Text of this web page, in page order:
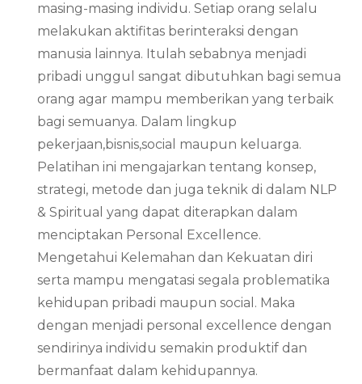
masing-masing individu. Setiap orang selalu
melakukan aktifitas berinteraksi dengan
manusia lainnya. Itulah sebabnya menjadi
pribadi unggul sangat dibutuhkan bagi semua
orang agar mampu memberikan yang terbaik
bagi semuanya. Dalam lingkup
pekerjaan,bisnis,social maupun keluarga.
Pelatihan ini mengajarkan tentang konsep,
strategi, metode dan juga teknik di dalam NLP
& Spiritual yang dapat diterapkan dalam
menciptakan Personal Excellence.
Mengetahui Kelemahan dan Kekuatan diri
serta mampu mengatasi segala problematika
kehidupan pribadi maupun social. Maka
dengan menjadi personal excellence dengan
sendirinya individu semakin produktif dan
bermanfaat dalam kehidupannya.